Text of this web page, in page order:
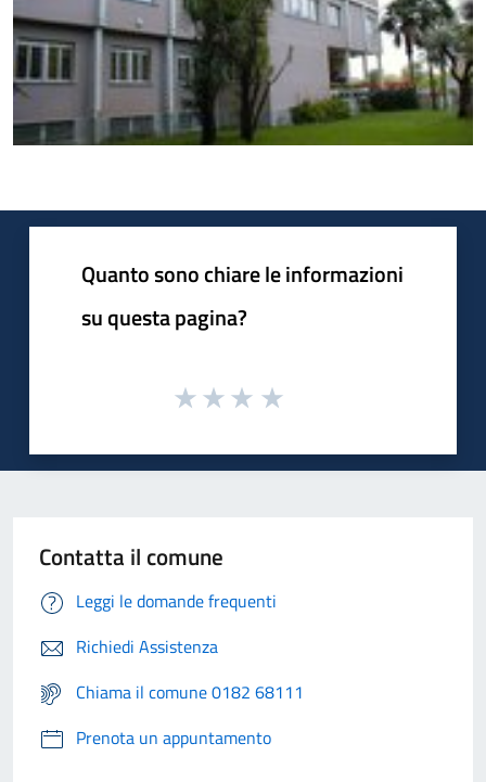
Quanto sono chiare le informazioni
su questa pagina?
Contatta il comune
Leggi le domande frequenti
Richiedi Assistenza
Chiama il comune 0182 68111
Prenota un appuntamento